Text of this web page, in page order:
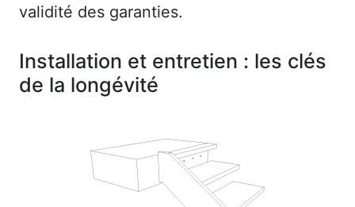
validité des garanties.
Installation et entretien : les clés
de la longévité